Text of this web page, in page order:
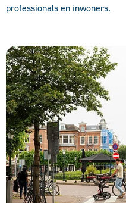
professionals en inwoners.